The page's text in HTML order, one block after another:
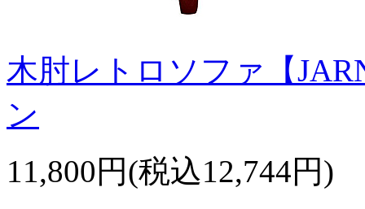
木肘レトロソファ【
ン
11,800円(税込12,744円)